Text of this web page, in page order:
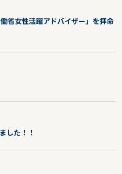
省女性活躍アドバイザー」を拝命
した！！